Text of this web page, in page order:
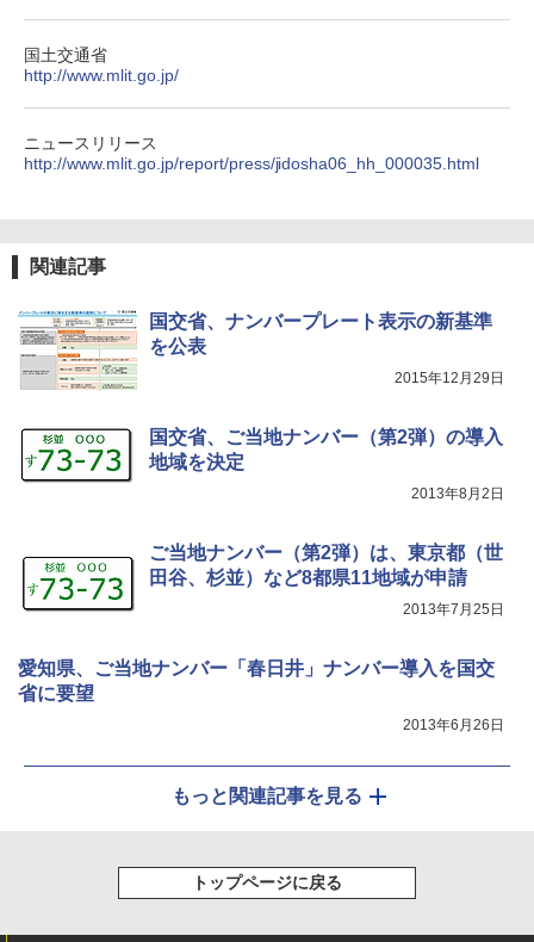
国土交通省
http://www.mlit.go.jp/
ニュースリリース
http://www.mlit.go.jp/report/press/jidosha06_hh_000035.html
関連記事
国交省、ナンバープレート表示の新基準
を公表
2015年12月29日
国交省、ご当地ナンバー（第2弾）の導入
地域を決定
2013年8月2日
ご当地ナンバー（第2弾）は、東京都（世
田谷、杉並）など8都県11地域が申請
2013年7月25日
愛知県、ご当地ナンバー「春日井」ナンバー導入を国交
省に要望
2013年6月26日
もっと関連記事を見る
トップページに戻る